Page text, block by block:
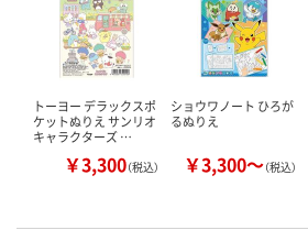
トーヨー デラックスポ
ケットぬりえ サンリオ
キャラクターズ …
￥3,300（税込）
ショウワノート ひろが
るぬりえ
￥3,300～（税込）